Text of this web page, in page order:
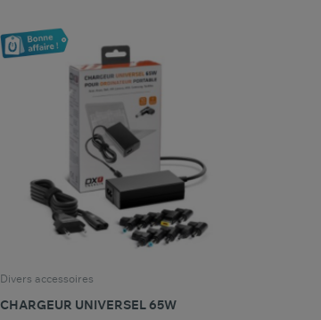
Divers accessoires
CHARGEUR UNIVERSEL 65W